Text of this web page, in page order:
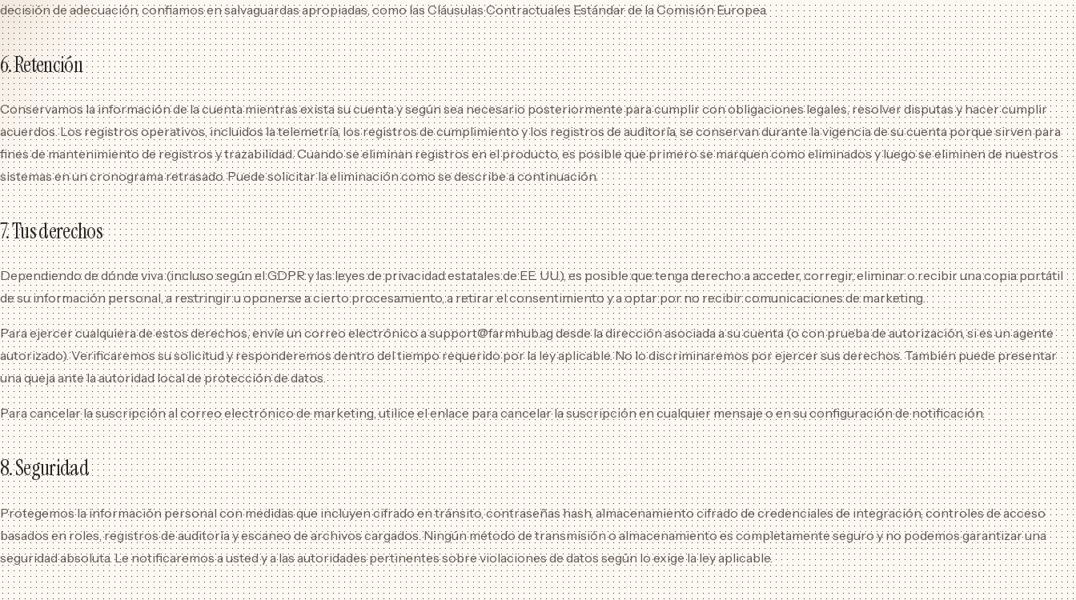
decisión de adecuación, confiamos en salvaguardas apropiadas, como las Cláusulas Contractuales Estándar de la Comisión Europea.
6. Retención
Conservamos la información de la cuenta mientras exista su cuenta y según sea necesario posteriormente para cumplir con obligaciones legales, resolver disputas y hacer cumplir
acuerdos. Los registros operativos, incluidos la telemetría, los registros de cumplimiento y los registros de auditoría, se conservan durante la vigencia de su cuenta porque sirven para
fines de mantenimiento de registros y trazabilidad. Cuando se eliminan registros en el producto, es posible que primero se marquen como eliminados y luego se eliminen de nuestros
sistemas en un cronograma retrasado. Puede solicitar la eliminación como se describe a continuación.
7. Tus derechos
Dependiendo de dónde viva (incluso según el GDPR y las leyes de privacidad estatales de EE. UU.), es posible que tenga derecho a acceder, corregir, eliminar o recibir una copia portátil
de su información personal, a restringir u oponerse a cierto procesamiento, a retirar el consentimiento y a optar por no recibir comunicaciones de marketing.
Para ejercer cualquiera de estos derechos, envíe un correo electrónico a support@farmhub.ag desde la dirección asociada a su cuenta (o con prueba de autorización, si es un agente
autorizado). Verificaremos su solicitud y responderemos dentro del tiempo requerido por la ley aplicable. No lo discriminaremos por ejercer sus derechos. También puede presentar
una queja ante la autoridad local de protección de datos.
Para cancelar la suscripción al correo electrónico de marketing, utilice el enlace para cancelar la suscripción en cualquier mensaje o en su configuración de notificación.
8. Seguridad
Protegemos la información personal con medidas que incluyen cifrado en tránsito, contraseñas hash, almacenamiento cifrado de credenciales de integración, controles de acceso
basados ​​en roles, registros de auditoría y escaneo de archivos cargados. Ningún método de transmisión o almacenamiento es completamente seguro y no podemos garantizar una
seguridad absoluta. Le notificaremos a usted y a las autoridades pertinentes sobre violaciones de datos según lo exige la ley aplicable.